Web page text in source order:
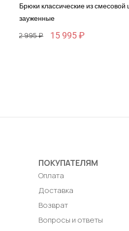
Брюки классические из смесовой
зауженные
32 995 ₽ 15 995 ₽
ПОКУПАТЕЛЯМ
Оплата
Доставка
Возврат
Вопросы и ответы